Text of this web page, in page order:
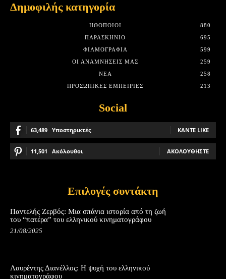
Δημοφιλής κατηγορία
HΘΟΠΟΙΟΊ
880
ΠΑΡΑΣΚΉΝΙΟ
695
ΦΙΛΜΟΓΡΑΦΊΑ
599
ΟΙ ΑΝΑΜΝΉΣΕΙΣ ΜΑΣ
259
ΝΈΑ
258
ΠΡΟΣΩΠΙΚΈΣ ΕΜΠΕΙΡΊΕΣ
213
Social
63,489 Υποστηρικτές ΚΆΝΤΕ LIKE
11,501 Ακόλουθοι ΑΚΟΛΟΥΘΉΣΤΕ
Επιλογές συντάκτη
Παντελής Ζερβός: Μια σπάνια ιστορία από τη ζωή
του “πατέρα” του ελληνικού κινηματογράφου
21/08/2025
Λαυρέντης Διανέλλος: Η ψυχή του ελληνικού
κινηματογράφου